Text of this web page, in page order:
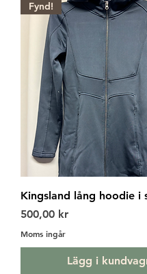
Fynd!
Kingsland lång hoodie i
Pris
500,00 kr
Moms ingår
Lägg i